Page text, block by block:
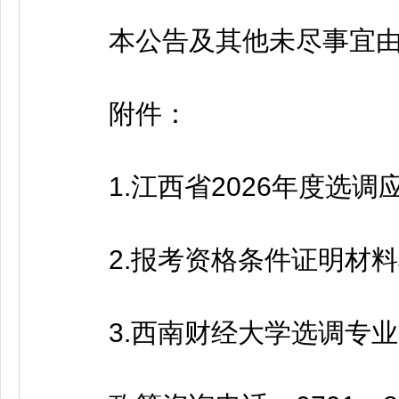
本公告及其他未尽事宜由
附件：
1.江西省2026年度选调应
2.报考资格条件证明材料
3.西南财经大学选调专业